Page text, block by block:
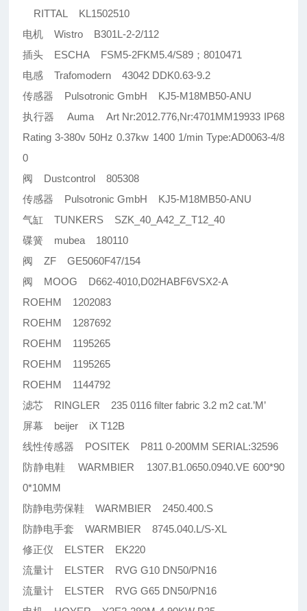
RITTAL KL1502510
电机 Wistro B301L-2-2/112
插头 ESCHA FSM5-2FKM5.4/S89；8010471
电感 Trafomodern 43042 DDK0.63-9.2
传感器 Pulsotronic GmbH KJ5-M18MB50-ANU
执行器 Auma Art Nr:2012.776,Nr:4701MM19933 IP68
Rating 3-380v 50Hz 0.37kw 1400 1/min Type:AD0063-4/8
0
阀 Dustcontrol 805308
传感器 Pulsotronic GmbH KJ5-M18MB50-ANU
气缸 TUNKERS SZK_40_A42_Z_T12_40
碟簧 mubea 180110
阀 ZF GE5060F47/154
阀 MOOG D662-4010,D02HABF6VSX2-A
ROEHM 1202083
ROEHM 1287692
ROEHM 1195265
ROEHM 1195265
ROEHM 1144792
滤芯 RINGLER 235 0116 filter fabric 3.2 m2 cat.’M’
屏幕 beijer iX T12B
线性传感器 POSITEK P811 0-200MM SERIAL:32596
防静电鞋 WARMBIER 1307.B1.0650.0940.VE 600*90
0*10MM
防静电劳保鞋 WARMBIER 2450.400.S
防静电手套 WARMBIER 8745.040.L/S-XL
修正仪 ELSTER EK220
流量计 ELSTER RVG G10 DN50/PN16
流量计 ELSTER RVG G65 DN50/PN16